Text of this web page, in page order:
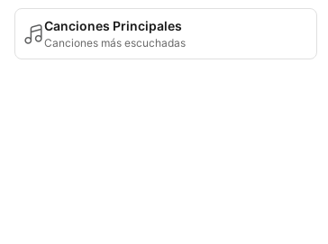
Canciones Principales
Canciones más escuchadas